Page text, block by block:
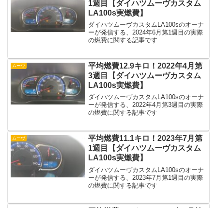
1週目【ダイハツムーヴカスタム
LA100s実燃費】
ダイハツムーヴカスタムLA100sのオーナ
ーが発信する、2024年6月第1週目の実際
の燃費に関する記事です
ムーヴ
平均燃費12.9キロ！2022年4月第
3週目【ダイハツムーヴカスタム
LA100s実燃費】
ダイハツムーヴカスタムLA100sのオーナ
ーが発信する、2022年4月第3週目の実際
の燃費に関する記事です
ムーヴ
平均燃費11.1キロ！2023年7月第
1週目【ダイハツムーヴカスタム
LA100s実燃費】
ダイハツムーヴカスタムLA100sのオーナ
ーが発信する、2023年7月第1週目の実際
の燃費に関する記事です